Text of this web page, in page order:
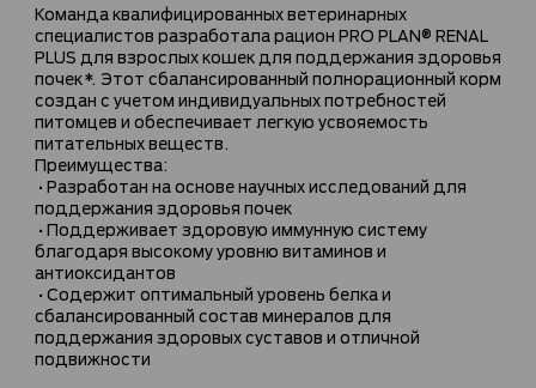
Команда квалифицированных ветеринарных
специалистов разработала рацион PRO PLAN® RENAL
PLUS для взрослых кошек для поддержания здоровья
почек*. Этот сбалансированный полнорационный корм
создан с учетом индивидуальных потребностей
питомцев и обеспечивает легкую усвояемость
питательных веществ.
Преимущества:
•Разработан на основе научных исследований для
поддержания здоровья почек
•Поддерживает здоровую иммунную систему
благодаря высокому уровню витаминов и
антиоксидантов
•Содержит оптимальный уровень белка и
сбалансированный состав минералов для
поддержания здоровых суставов и отличной
подвижности